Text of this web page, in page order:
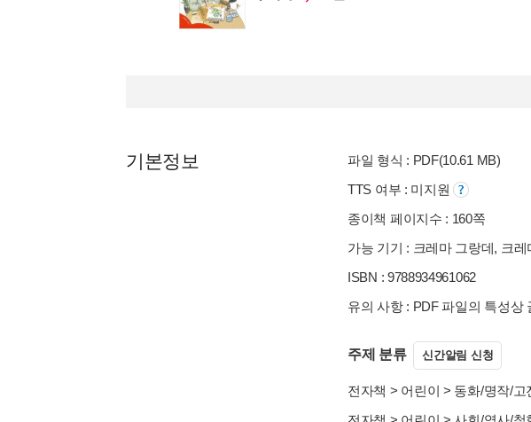
기본정보
파일 형식 : PDF(10.61 MB)
TTS 여부 : 미지원
종이책 페이지수 : 160쪽
가능 기기 : 크레마 그랑데, 크
ISBN : 9788934961062
유의 사항 : PDF 파일의 특성상
주제 분류 신간알림 신청
전자책 > 어린이 > 동화/명작/고